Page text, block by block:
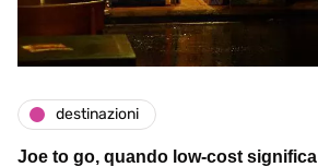
destinazioni
Joe to go, quando low-cost significa